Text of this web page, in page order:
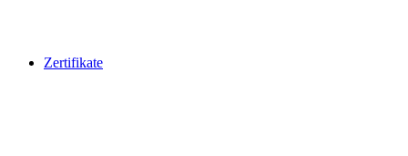
Zertifikate